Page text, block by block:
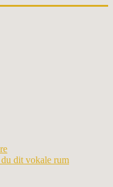
du dit vokale rum